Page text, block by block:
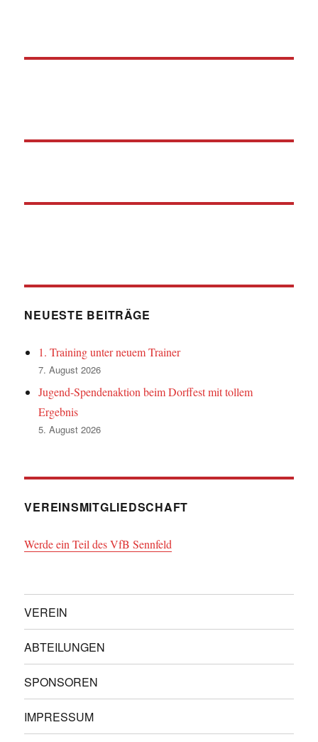
NEUESTE BEITRÄGE
1. Training unter neuem Trainer
7. August 2026
Jugend-Spendenaktion beim Dorffest mit tollem
Ergebnis
5. August 2026
VEREINSMITGLIEDSCHAFT
Werde ein Teil des VfB Sennfeld
VEREIN
ABTEILUNGEN
SPONSOREN
IMPRESSUM